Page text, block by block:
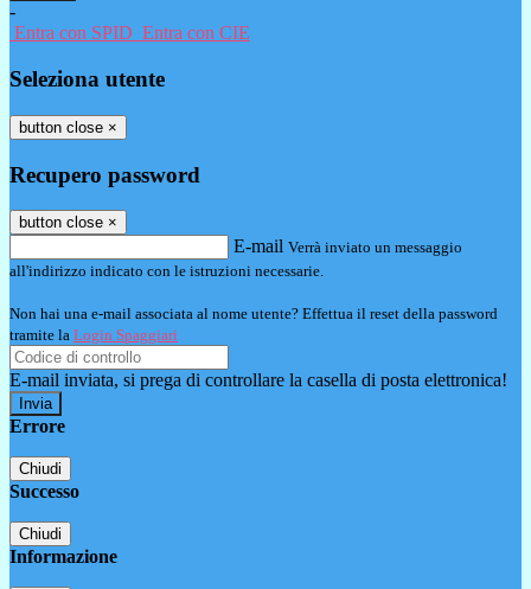
-
Entra con SPID Entra con CIE
Seleziona utente
button close ×
Recupero password
button close ×
E-mail Verrà inviato un messaggio
all'indirizzo indicato con le istruzioni necessarie.
Non hai una e-mail associata al nome utente? Effettua il reset della password
tramite la Login Spaggiari
E-mail inviata, si prega di controllare la casella di posta elettronica!
Errore
Chiudi
Successo
Chiudi
Informazione